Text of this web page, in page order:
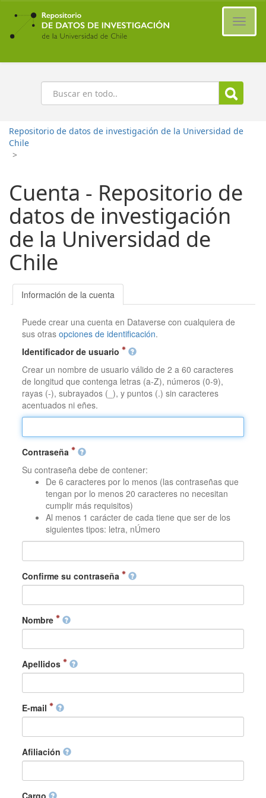
Ir
contenido
principal
Buscar
Repositorio de datos de investigación de la Universidad de
Chile
>
Cuenta - Repositorio de
datos de investigación
de la Universidad de
Chile
Información de la cuenta
Puede crear una cuenta en Dataverse con cualquiera de
sus otrasopciones de identificación.
Identificador de usuario
Crear un nombre de usuario válido de 2 a 60 caracteres
de longitud que contenga letras (a-Z), números (0-9),
rayas (-), subrayados (_), y puntos (.) sin caracteres
acentuados ni eñes.
Contraseña
Su contraseña debe de contener:
De 6 caracteres por lo menos (las contraseñas que
tengan por lo menos 20 caracteres no necesitan
cumplir más requisitos)
Al menos 1 carácter de cada tiene que ser de los
siguientes tipos: letra, nÚmero
Confirme su contraseña
Nombre
Apellidos
E-mail
Afiliación
Cargo